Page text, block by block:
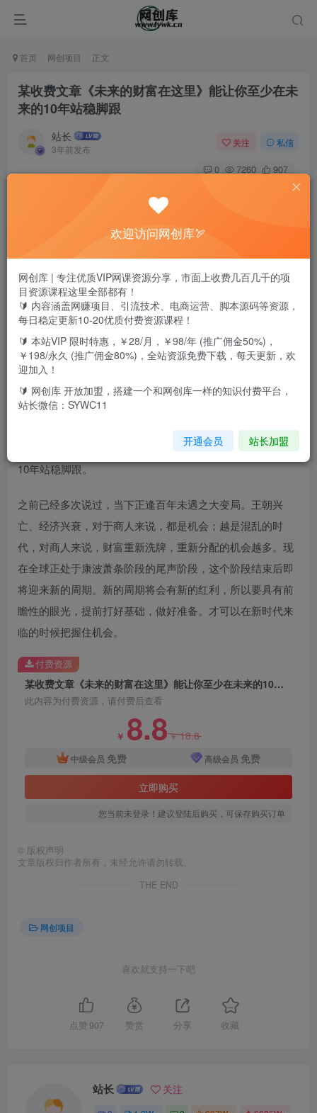
首页 网创项目 正文
某收费文章《未来的财富在这里》能让你至少在未
来的10年站稳脚跟
站长
3年前发布
关注 私信
0 7260 907
PS：这篇文章即使你看不完整，相信你也能有极大的收获和
启发。
今天的文章会和大家谈及当下的状况以及未来该如何把握，
个人和企业的发展提升3倍以上，而且能让你至少在未来的
10年站稳脚跟。
之前已经多次说过，当下正逢百年未遇之大变局。王朝兴
亡、经济兴衰，对于商人来说，都是机会；越是混乱的时
代，对商人来说，财富重新洗牌，重新分配的机会越多。现
在全球正处于康波萧条阶段的尾声阶段，这个阶段结束后即
将迎来新的周期。新的周期将会有新的红利，所以要具有前
瞻性的眼光，提前打好基础，做好准备。才可以在新时代来
临的时候把握住机会。
某收费文章《未来的财富在这里》能让你至少在未来的10年站稳脚跟
此内容为付费资源，请付费后查看
￥ 8.8￥18.8
中级会员 免费 高级会员 免费
立即购买
您当前未登录！建议登陆后购买，可保存购买订单
付费资源
© 版权声明
文章版权归作者所有，未经允许请勿转载。
THE END
网创项目
喜欢就支持一下吧
点赞 907 赞赏 分享 收藏
站长 关注
欢迎访问网创库🏹
网创库 | 专注优质VIP网课资源分享，市面上收费几百几千的项
目资源课程这里全部都有！
🔰 内容涵盖网赚项目、引流技术、电商运营、脚本源码等资源，
每日稳定更新10-20优质付费资源课程！
🔰 本站VIP 限时特惠，￥28/月，￥98/年 (推广佣金50%)，
￥198/永久 (推广佣金80%)，全站资源免费下载，每天更新，欢
迎加入！
🔰 网创库 开放加盟，搭建一个和网创库一样的知识付费平台，
站长微信：SYWC11
开通会员 站长加盟